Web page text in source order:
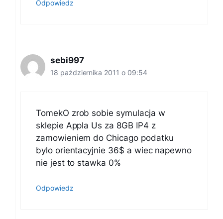
Odpowiedz
sebi997
18 października 2011 o 09:54
TomekO zrob sobie symulacja w
sklepie Appla Us za 8GB IP4 z
zamowieniem do Chicago podatku
bylo orientacyjnie 36$ a wiec napewno
nie jest to stawka 0%
Odpowiedz